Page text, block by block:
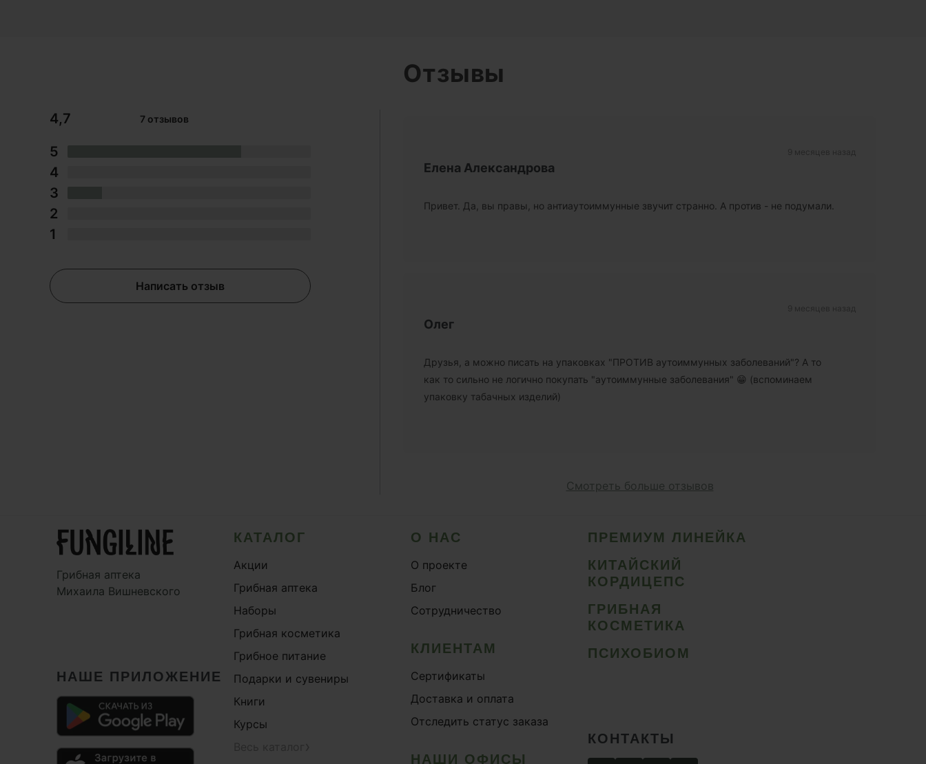
4,7 7 отзывов
5
4
3
2
1
Написать отзыв
Отзывы
Елена Александрова
Привет. Да, вы правы, но антиаутоиммунные звучит странно. А против - не подумали.
Олег
Друзья, а можно писать на упаковках "ПРОТИВ аутоиммунных заболеваний"? А то
как то сильно не логично покупать "аутоиммунные заболевания" 😁 (вспоминаем
упаковку табачных изделий)
Смотреть больше отзывов
Грибная аптека
Михаила Вишневского
НАШЕ ПРИЛОЖЕНИЕ
КАТАЛОГ
Акции
Грибная аптека
Наборы
Грибная косметика
Грибное питание
Подарки и сувениры
Книги
Курсы
О НАС
О проекте
Блог
Сотрудничество
КЛИЕНТАМ
Сертификаты
Доставка и оплата
Отследить статус заказа
НАШИ ОФИСЫ
ПРЕМИУМ ЛИНЕЙКА
КИТАЙСКИЙ
КОРДИЦЕПС
ГРИБНАЯ
КОСМЕТИКА
ПСИХОБИОМ
КОНТАКТЫ